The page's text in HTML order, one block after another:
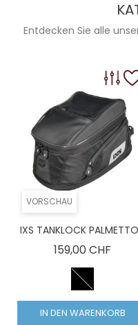
Entdecken Sie alle
VORSCHAU
IXS TANKLOCK
159,00 CHF
IN DEN WARENKORB